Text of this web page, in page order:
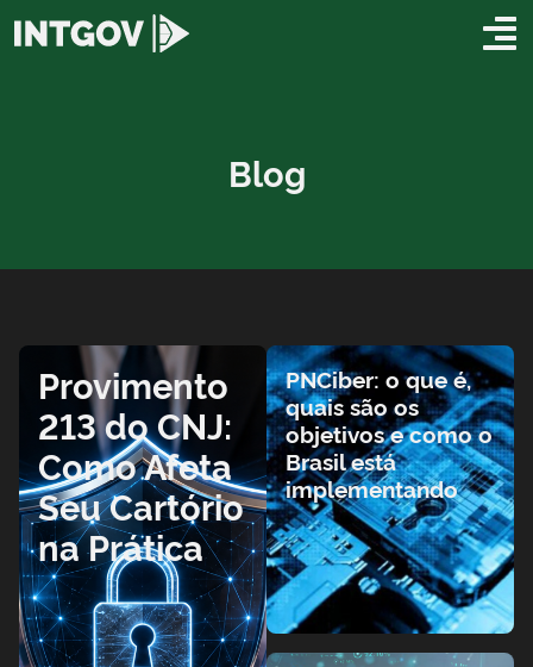
Blog
Provimento
213 do CNJ:
Como Afeta
Seu Cartório
na Prática
PNCiber: o que é,
quais são os
objetivos e como o
Brasil está
implementando